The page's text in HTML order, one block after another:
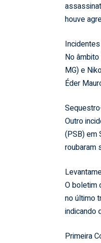
houve
No
MG) e
Éder
Outro
(PSB) em
roubaram
O boletim
no último
indicando
Primeira